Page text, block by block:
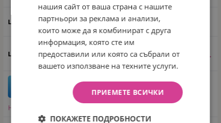
Син
3.99€ / 7.80 лв.
КУПИ
Направи запитване
нашия сайт от ваша страна с нашите
партньори за реклама и анализи,
които може да я комбинират с друга
информация, която сте им
предоставили или която са събрали от
вашето използване на техните услуги.
ПРИЕМЕТЕ ВСИЧКИ
ПОКАЖЕТЕ ПОДРОБНОСТИ